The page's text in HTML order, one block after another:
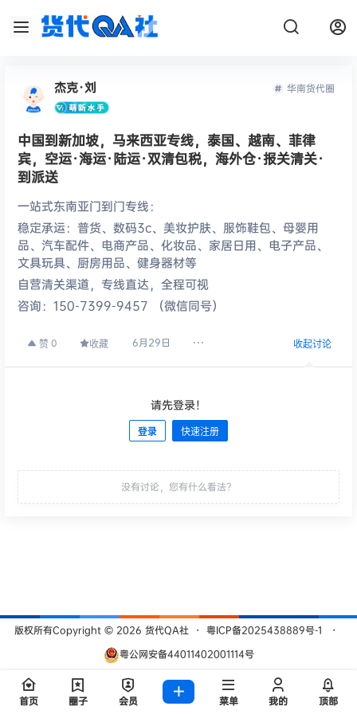
杰克·刘 华南货代圈
中国到新加坡，马来西亚专线，泰国、越南、菲律
宾，空运·海运·陆运·双清包税，海外仓·报关清关·
到派送
一站式东南亚门到门专线：
稳定承运：普货、数码3c、美妆护肤、服饰鞋包、母婴用
品、汽车配件、电商产品、化妆品、家居日用、电子产品、
文具玩具、厨房用品、健身器材等
自营清关渠道，专线直达，全程可视
咨询：150-7399-9457 （微信同号）
赞 0 收藏 6月29日 收起讨论
请先登录！
登录 快速注册
没有讨论，您有什么看法？
版权所有Copyright © 2026 货代QA社 ・ 粤ICP备2025438889号-1
・
粤公网安备44011402001114号
查询 209 次，耗时 0.5261 秒
首页
圈子 会员 菜单 我的 顶部